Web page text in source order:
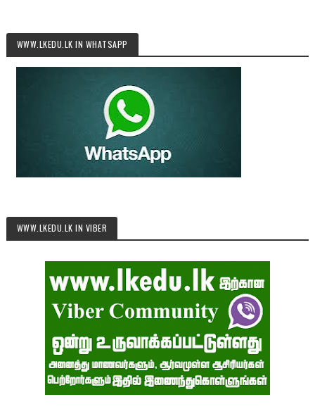
WWW.LKEDU.LK IN WHATSAPP
WWW.LKEDU.LK IN VIBER